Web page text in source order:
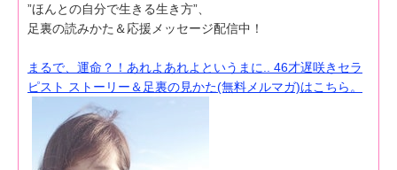
”ほんとの自分で生きる生き方”、
足裏の読みかた＆応援メッセージ配信中！
まるで、運命？！あれよあれよというまに.. 46才遅咲きセラ
ピスト ストーリー＆足裏の見かた(無料メルマガ)はこちら。